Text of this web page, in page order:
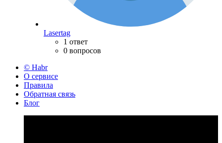
Lasertag
1 ответ
0 вопросов
© Habr
О сервисе
Правила
Обратная связь
Блог